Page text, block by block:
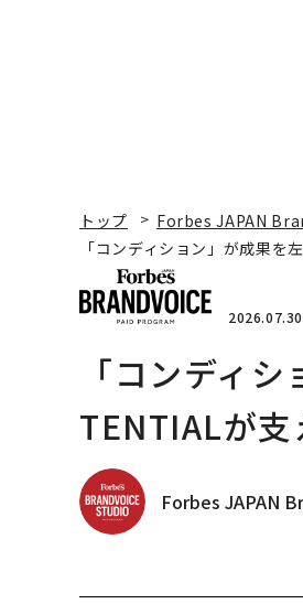
トップ Forbes JAPAN
「コンディション」が成果を
「コンディ
TENTIALが支
Forbes JAPAN